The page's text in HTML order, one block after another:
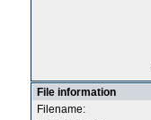
File information
Filename: